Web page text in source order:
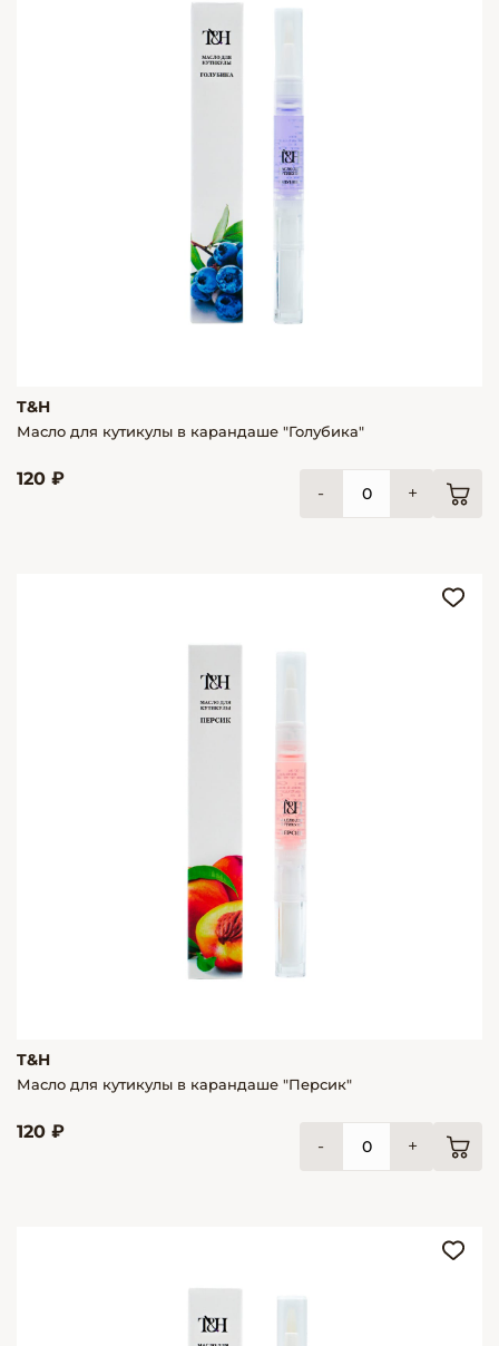
T&H
Масло для кутикулы в карандаше "Голубика"
120 ₽
- +
T&H
Масло для кутикулы в карандаше "Персик"
120 ₽
- +